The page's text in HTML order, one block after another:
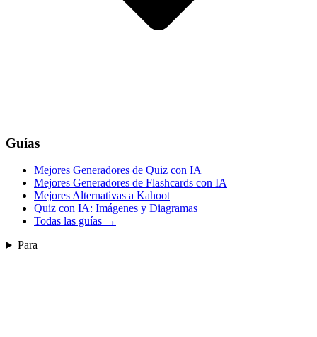
Guías
Mejores Generadores de Quiz con IA
Mejores Generadores de Flashcards con IA
Mejores Alternativas a Kahoot
Quiz con IA: Imágenes y Diagramas
Todas las guías →
Para